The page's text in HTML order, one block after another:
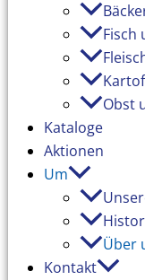
Fisch
Obst
Kataloge
Aktionen
Um
Über
Kontakt